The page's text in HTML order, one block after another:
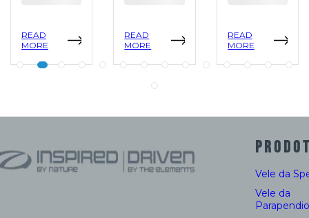
READ
MORE
READ
MORE
READ
MORE
Vele da
Vele da
Parapendio